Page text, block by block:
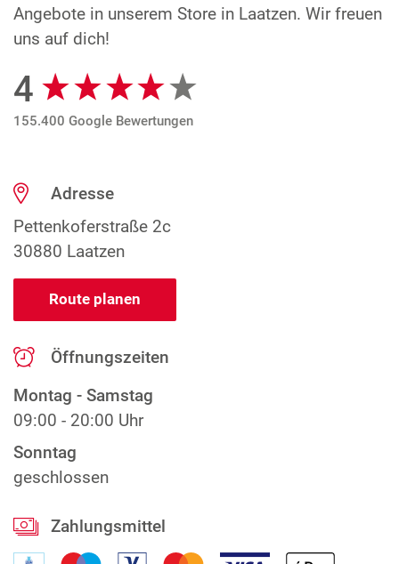
Angebote in unserem Store in Laatzen. Wir freuen
uns auf dich!
Google Bewertungen
4
155.400 Google Bewertungen
Adresse
Pettenkoferstraße 2c
30880 Laatzen
Route planen
Öffnungszeiten
Montag - Samstag
09:00 - 20:00 Uhr
Sonntag
geschlossen
Zahlungsmittel